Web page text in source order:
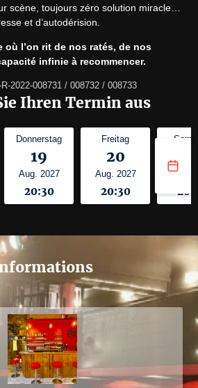
scène, toujours zéro solution miracle…
et d’autodérision.
où l’on rit de nos ratés, de nos
infinie à recommencer.
2022-008731 / 008732 / 008733
Ihren Termin aus
Donnerstag
19
Aug. 2027
20:30
Freitag
20
Aug. 2027
20:30
Aug.